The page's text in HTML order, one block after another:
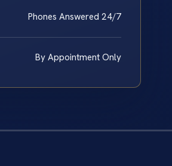
Phones Answered 24/7
By Appointment Only